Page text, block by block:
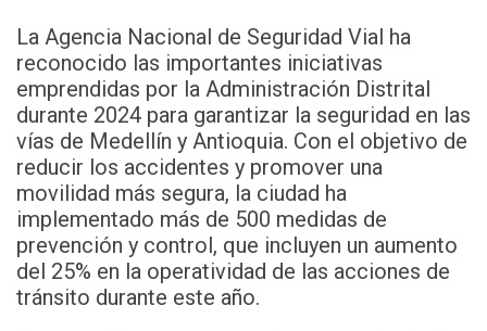
La Agencia Nacional de Seguridad Vial ha
reconocido las importantes iniciativas
emprendidas por la Administración Distrital
durante 2024 para garantizar la seguridad en las
vías de Medellín y Antioquia. Con el objetivo de
reducir los accidentes y promover una
movilidad más segura, la ciudad ha
implementado más de 500 medidas de
prevención y control, que incluyen un aumento
del 25% en la operatividad de las acciones de
tránsito durante este año.